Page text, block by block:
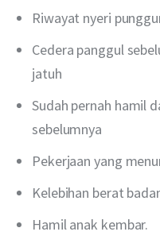
Riwayat nyeri
Cedera panggul
jatuh
Sudah pernah hamil
sebelumnya
Pekerjaan yang
Kelebihan berat
Hamil anak kembar.